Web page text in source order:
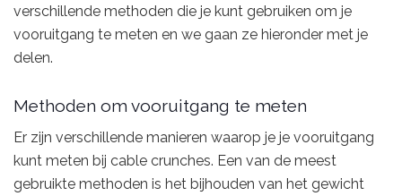
verschillende methoden die je kunt gebruiken om je
vooruitgang te meten en we gaan ze hieronder met je
delen.
Methoden om vooruitgang te meten
Er zijn verschillende manieren waarop je je vooruitgang
kunt meten bij cable crunches. Een van de meest
gebruikte methoden is het bijhouden van het gewicht